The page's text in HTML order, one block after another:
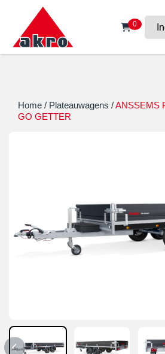
0
Home / Plateauwagens /ANSSEMS
GO GETTER